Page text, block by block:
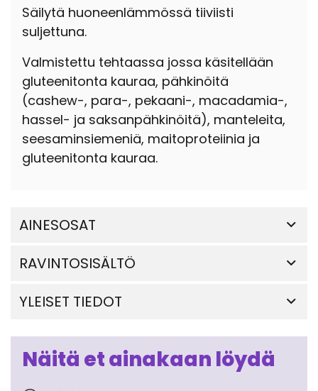
Säilytä huoneenlämmössä tiiviisti
suljettuna.
Valmistettu tehtaassa jossa käsitellään
gluteenitonta kauraa, pähkinöitä
(cashew-, para-, pekaani-, macadamia-,
hassel- ja saksanpähkinöitä), manteleita,
seesaminsiemeniä, maitoproteiinia ja
gluteenitonta kauraa.
AINESOSAT
RAVINTOSISÄLTÖ
YLEISET TIEDOT
Näitä et ainakaan löydä